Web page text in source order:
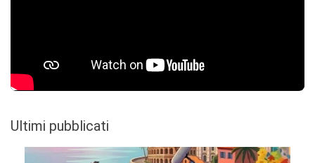
Ultimi pubblicati